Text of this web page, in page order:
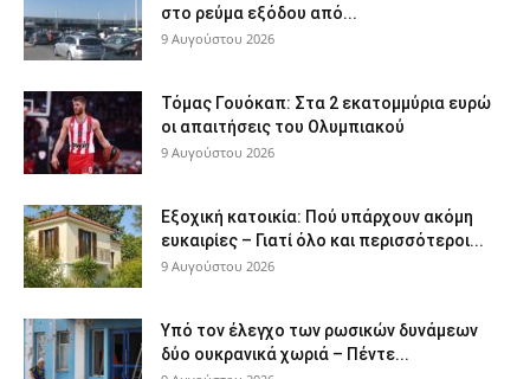
στο ρεύμα εξόδου από...
9 Αυγούστου 2026
Τόμας Γουόκαπ: Στα 2 εκατομμύρια ευρώ
οι απαιτήσεις του Ολυμπιακού
9 Αυγούστου 2026
Εξοχική κατοικία: Πού υπάρχουν ακόμη
ευκαιρίες – Γιατί όλο και περισσότεροι...
9 Αυγούστου 2026
Υπό τον έλεγχο των ρωσικών δυνάμεων
δύο ουκρανικά χωριά – Πέντε...